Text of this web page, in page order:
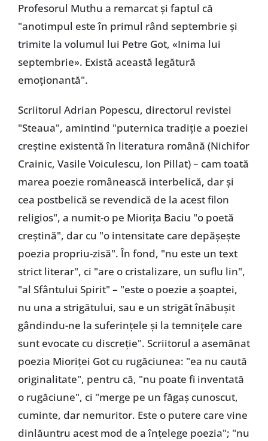
Profesorul Muthu a remarcat și faptul că
"anotimpul este în primul rând septembrie și
trimite la volumul lui Petre Got, «Inima lui
septembrie». Există această legătură
emoționantă".
Scriitorul Adrian Popescu, directorul revistei
"Steaua", amintind "puternica tradiție a poeziei
creștine existentă în literatura română (Nichifor
Crainic, Vasile Voiculescu, Ion Pillat) – cam toată
marea poezie românească interbelică, dar și
cea postbelică se revendică de la acest filon
religios", a numit-o pe Miorița Baciu "o poetă
creștină", dar cu "o intensitate care depășește
poezia propriu-zisă". În fond, "nu este un text
strict literar", ci "are o cristalizare, un suflu lin",
"al Sfântului Spirit" – "este o poezie a șoaptei,
nu una a strigătului, sau e un strigăt înăbușit
gândindu-ne la suferințele și la temnițele care
sunt evocate cu discreție". Scriitorul a asemănat
poezia Mioriței Got cu rugăciunea: "ea nu caută
originalitate", pentru că, "nu poate fi inventată
o rugăciune", ci "merge pe un făgaș cunoscut,
cuminte, dar nemuritor. Este o putere care vine
dinlăuntru acest mod de a înțelege poezia"; "nu